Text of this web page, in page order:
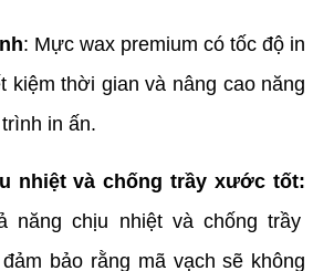
: Mực wax premium có tốc độ in
kiệm thời gian và nâng cao năng
in ấn.
nhiệt và chống trầy xước tốt:
năng chịu nhiệt và chống trầy
bảo rằng mã vạch sẽ không